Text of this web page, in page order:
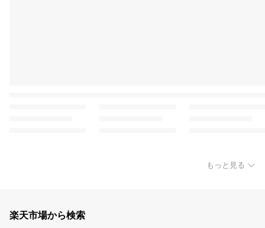
もっと見る
楽天市場から検索